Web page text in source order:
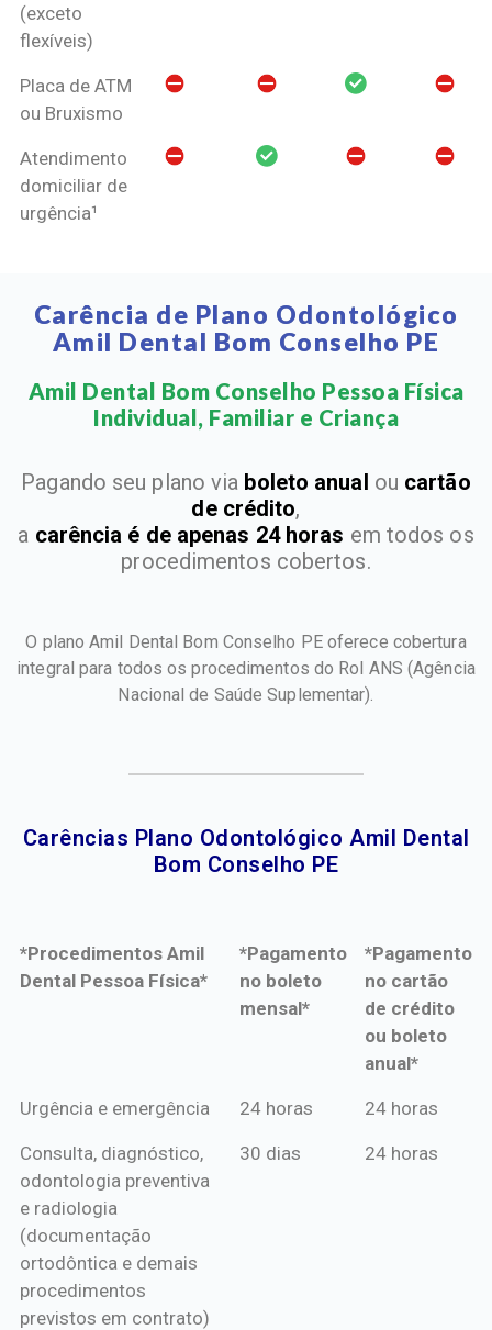
(exceto
flexíveis)
Placa de ATM
ou Bruxismo
Atendimento
domiciliar de
urgência¹
Carência de Plano Odontológico
Amil Dental Bom Conselho PE
Amil Dental Bom Conselho Pessoa Física
Individual, Familiar e Criança​
Pagando seu plano via boleto anual ou cartão
de crédito,
a carência é de apenas 24 horas em todos os
procedimentos cobertos.
O plano Amil Dental Bom Conselho PE oferece cobertura
integral para todos os procedimentos do Rol ANS (Agência
Nacional de Saúde Suplementar).
Carências Plano Odontológico Amil Dental
Bom Conselho PE​
*Procedimentos Amil
Dental Pessoa Física*
*Pagamento
no boleto
mensal*
*Pagamento
no cartão
de crédito
ou boleto
anual*
*Procedimentos Amil
*Pagamento
mensal*
*Pagamento
de crédito
Urgência e emergência 24 horas 24 horas
Consulta, diagnóstico,
odontologia preventiva
e radiologia
(documentação
ortodôntica e demais
procedimentos
previstos em contrato)
30 dias 24 horas